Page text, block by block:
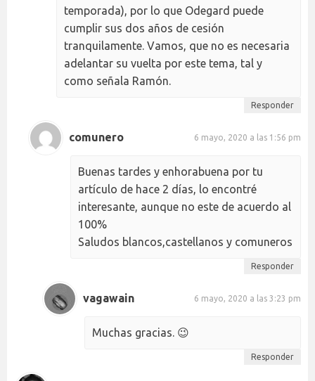
temporada), por lo que Odegard puede
cumplir sus dos años de cesión
tranquilamente. Vamos, que no es necesaria
adelantar su vuelta por este tema, tal y
como señala Ramón.
Responder
comunero 6 mayo, 2020 a las 1:56 pm
Buenas tardes y enhorabuena por tu
artículo de hace 2 días, lo encontré
interesante, aunque no este de acuerdo al
100%
Saludos blancos,castellanos y comuneros
Responder
vagawain 6 mayo, 2020 a las 3:23 pm
Muchas gracias. 😉
Responder